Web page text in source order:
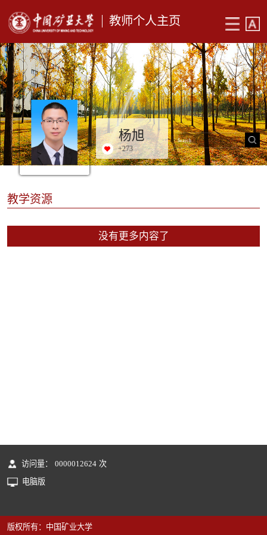
教师个人主页
杨旭
+273
教学资源
没有更多内容了
访问量： 0000012624 次
电脑版
版权所有：中国矿业大学